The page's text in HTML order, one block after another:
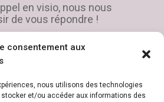
consentement aux
nous utilisons des technologies
et/ou accéder aux informations des
en visio, nous nous
de vous répondre !